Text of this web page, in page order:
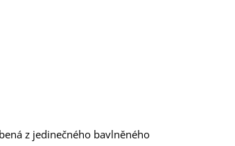
z jedinečného bavlněného